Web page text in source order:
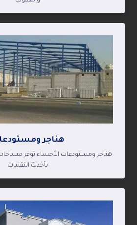
هناجر
هناجر ومستودعات الأحساء توفر
بأحدث التقنيات